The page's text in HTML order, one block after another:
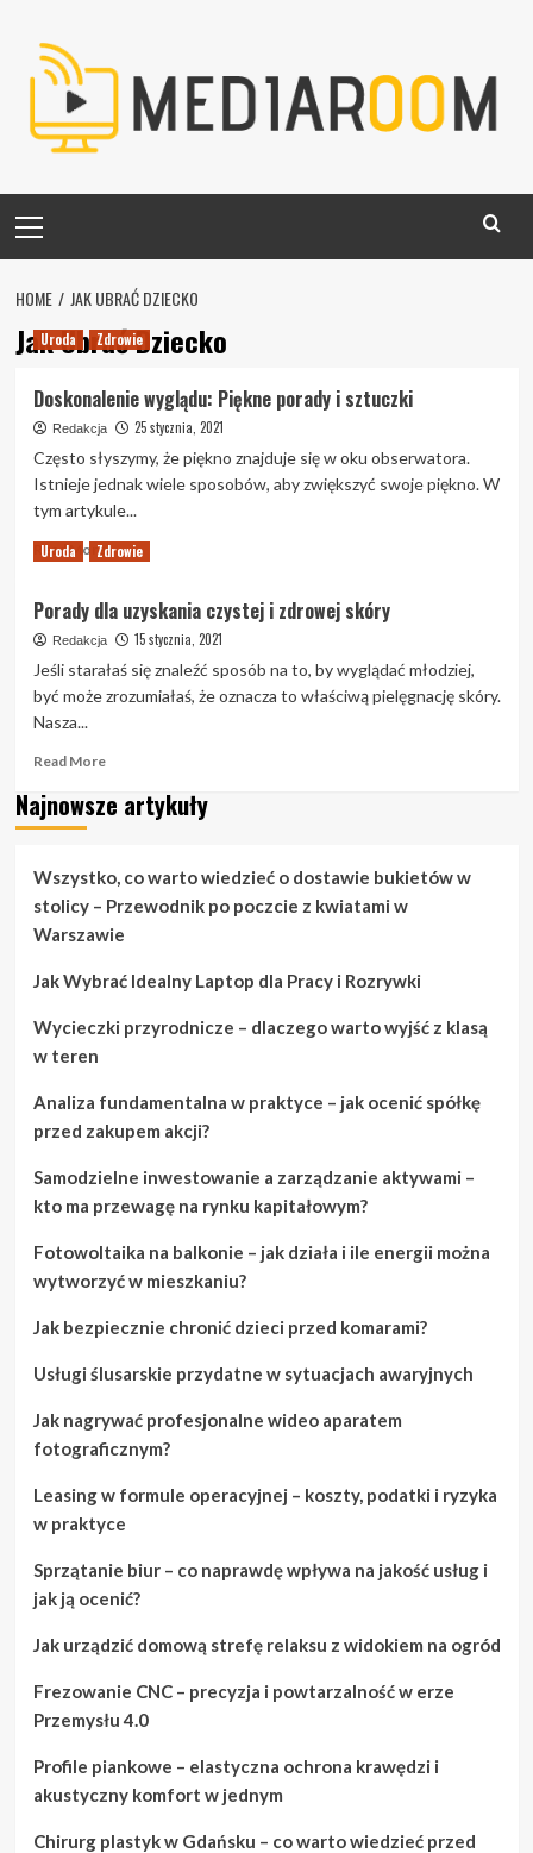
content
Menu
HOME JAK UBRAĆ DZIECKO
Jak Ubrać Dziecko
Uroda Zdrowie
Doskonalenie wyglądu: Piękne porady i sztuczki
Redakcja 25 stycznia, 2021
Często słyszymy, że piękno znajduje się w oku obserwatora.
Istnieje jednak wiele sposobów, aby zwiększyć swoje piękno. W
tym artykule...
Read MoreRead
more
Doskonalenie
wyglądu:
porady
i
Uroda Zdrowie
Porady dla uzyskania czystej i zdrowej skóry
Redakcja 15 stycznia, 2021
Jeśli starałaś się znaleźć sposób na to, by wyglądać młodziej,
być może zrozumiałaś, że oznacza to właściwą pielęgnację skóry.
Nasza...
Read MoreRead
about
czystej
i
zdrowej
Najnowsze artykuły
Wszystko, co warto wiedzieć o dostawie bukietów w
stolicy – Przewodnik po poczcie z kwiatami w
Warszawie
Jak Wybrać Idealny Laptop dla Pracy i Rozrywki
Wycieczki przyrodnicze – dlaczego warto wyjść z klasą
w teren
Analiza fundamentalna w praktyce – jak ocenić spółkę
przed zakupem akcji?
Samodzielne inwestowanie a zarządzanie aktywami –
kto ma przewagę na rynku kapitałowym?
Fotowoltaika na balkonie – jak działa i ile energii można
wytworzyć w mieszkaniu?
Jak bezpiecznie chronić dzieci przed komarami?
Usługi ślusarskie przydatne w sytuacjach awaryjnych
Jak nagrywać profesjonalne wideo aparatem
fotograficznym?
Leasing w formule operacyjnej – koszty, podatki i ryzyka
w praktyce
Sprzątanie biur – co naprawdę wpływa na jakość usług i
jak ją ocenić?
Jak urządzić domową strefę relaksu z widokiem na ogród
Frezowanie CNC – precyzja i powtarzalność w erze
Przemysłu 4.0
Profile piankowe – elastyczna ochrona krawędzi i
akustyczny komfort w jednym
Chirurg plastyk w Gdańsku – co warto wiedzieć przed